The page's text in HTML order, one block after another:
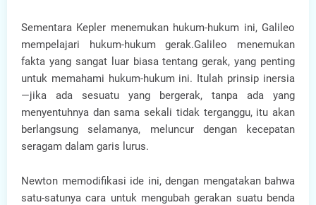
Sementara Kepler menemukan hukum-hukum ini, Galileo
mempelajari hukum-hukum gerak.Galileo menemukan
fakta yang sangat luar biasa tentang gerak, yang penting
untuk memahami hukum-hukum ini. Itulah prinsip inersia
—jika ada sesuatu yang bergerak, tanpa ada yang
menyentuhnya dan sama sekali tidak terganggu, itu akan
berlangsung selamanya, meluncur dengan kecepatan
seragam dalam garis lurus.
Newton memodifikasi ide ini, dengan mengatakan bahwa
satu-satunya cara untuk mengubah gerakan suatu benda